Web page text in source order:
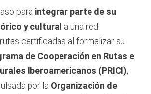
para integrar parte de su
y cultural a una red
certificadas al formalizar su
de Cooperación en Rutas e
Iberoamericanos (PRICI),
por la Organización de